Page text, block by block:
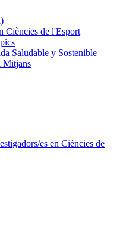
Ciències de l'Esport
Saludable y Sostenible
Mitjans
es en Ciències de